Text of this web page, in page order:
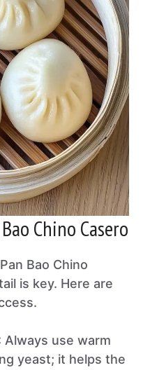
Chino Casero
Bao Chino
is key. Here are
Always use warm
yeast; it helps the